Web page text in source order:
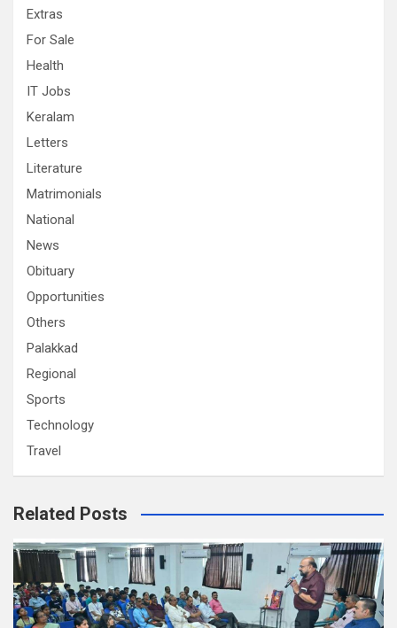
Extras
For Sale
Health
IT Jobs
Keralam
Letters
Literature
Matrimonials
National
News
Obituary
Opportunities
Others
Palakkad
Regional
Sports
Technology
Travel
Related Posts